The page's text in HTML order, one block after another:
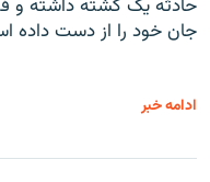
حادثه یک کشته داشته و
جان خود را از دست داده
ادامه خبر